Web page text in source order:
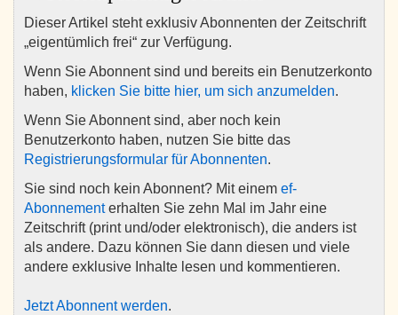
Dieser Artikel steht exklusiv Abonnenten der Zeitschrift
„eigentümlich frei“ zur Verfügung.
Wenn Sie Abonnent sind und bereits ein Benutzerkonto
haben, klicken Sie bitte hier, um sich anzumelden.
Wenn Sie Abonnent sind, aber noch kein
Benutzerkonto haben, nutzen Sie bitte das
Registrierungsformular für Abonnenten.
Sie sind noch kein Abonnent? Mit einem ef-
Abonnementerhalten Sie zehn Mal im Jahr eine
Zeitschrift (print und/oder elektronisch), die anders ist
als andere. Dazu können Sie dann diesen und viele
andere exklusive Inhalte lesen und kommentieren.
Jetzt Abonnent werden.